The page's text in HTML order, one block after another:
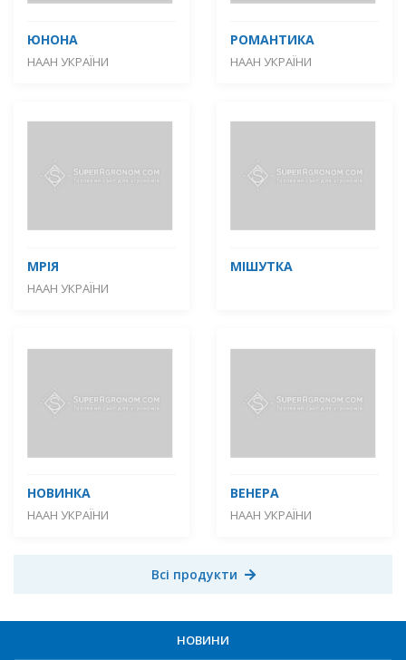
ЮНОНА
НААН УКРАЇНИ
РОМАНТИКА
НААН УКРАЇНИ
МРІЯ
НААН УКРАЇНИ
МІШУТКА
НОВИНКА
НААН УКРАЇНИ
ВЕНЕРА
НААН УКРАЇНИ
Всі продукти
НОВИНИ